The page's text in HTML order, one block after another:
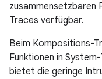
zusammensetzbaren
Traces verfügbar.
Beim Kompositions-
Funktionen in
bietet die geringe